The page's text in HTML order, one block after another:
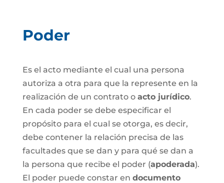
Poder
Es el acto mediante el cual una persona
autoriza a otra para que la represente en la
realización de un contrato o acto jurídico.
En cada poder se debe especificar el
propósito para el cual se otorga, es decir,
debe contener la relación precisa de las
facultades que se dan y para qué se dan a
la persona que recibe el poder (apoderada).
El poder puede constar en documento